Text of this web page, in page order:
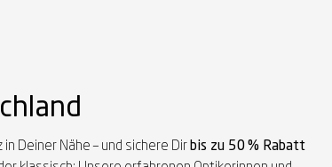
Deiner Nähe – und sichere Dirbis zu 50 % Rabatt